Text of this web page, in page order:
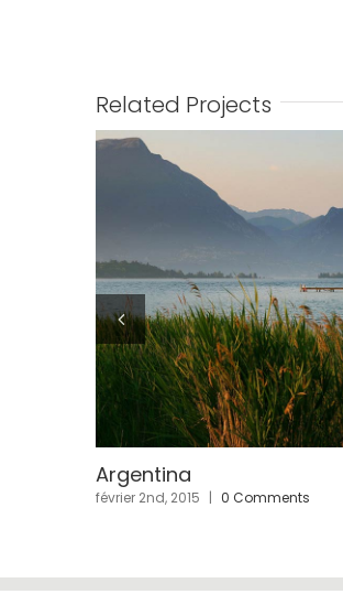
Related Projects
Japan
janvier 27th, 2015 Commentaires